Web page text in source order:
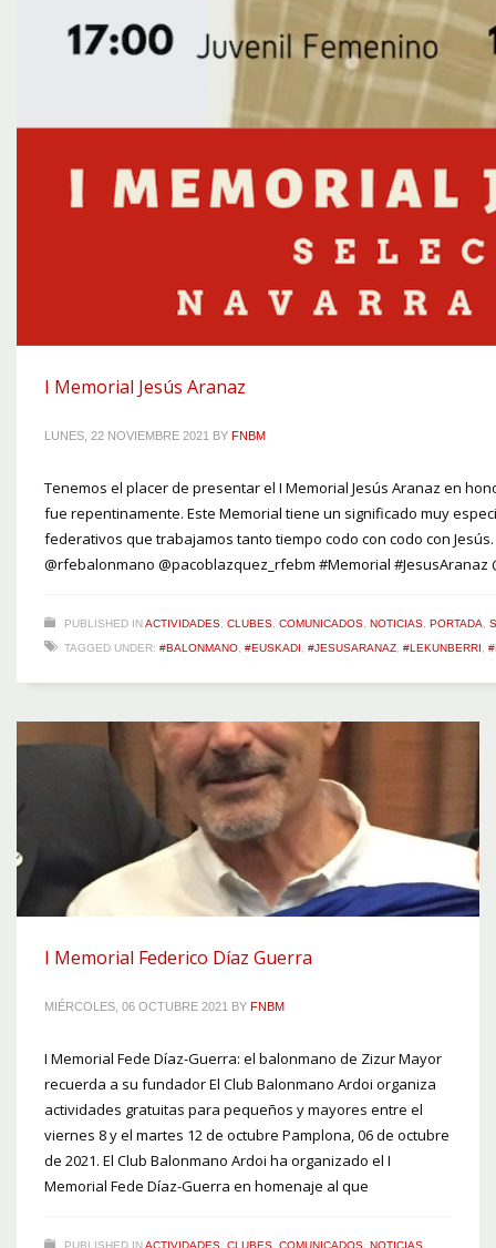
I Memorial Jesús Aranaz
LUNES, 22 NOVIEMBRE 2021 BY FNBM
Tenemos el placer de presentar el I Memorial Jesús Aranaz en
fue repentinamente. Este Memorial tiene un significado muy
federativos que trabajamos tanto tiempo codo con codo con
@rfebalonmano @pacoblazquez_rfebm #Memorial
PUBLISHED INACTIVIDADES CLUBES COMUNICADOS NOTICIAS PORTADA
TAGGED UNDER: #BALONMANO #EUSKADI #JESUSARANAZ #LEKUNBERRI
I Memorial Federico Díaz Guerra
MIÉRCOLES, 06 OCTUBRE 2021 BY FNBM
I Memorial Fede Díaz-Guerra: el balonmano de Zizur Mayor
recuerda a su fundador El Club Balonmano Ardoi organiza
actividades gratuitas para pequeños y mayores entre el
viernes 8 y el martes 12 de octubre Pamplona, 06 de octubre
de 2021. El Club Balonmano Ardoi ha organizado el I
Memorial Fede Díaz-Guerra en homenaje al que
PUBLISHED INACTIVIDADES CLUBES COMUNICADOS NOTICIAS